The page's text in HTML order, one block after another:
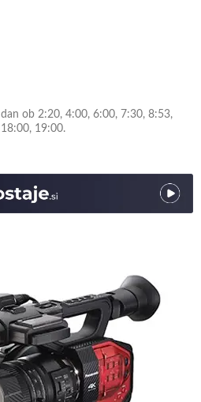
ob 2:20, 4:00, 6:00, 7:30, 8:53,
19:00.